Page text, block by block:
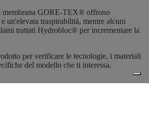
membrana GORE-TEX® offrono
un'elevata traspirabilità, mentre alcuni
trattati Hydrobloc® per incrementare la
per verificare le tecnologie, i materiali
del modello che ti interessa.